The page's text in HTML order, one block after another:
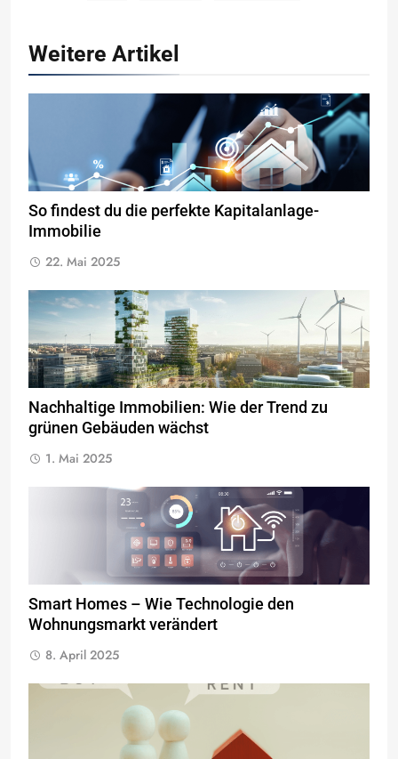
Weitere Artikel
So findest du die perfekte Kapitalanlage-
Immobilie
22. Mai 2025
Nachhaltige Immobilien: Wie der Trend zu
grünen Gebäuden wächst
1. Mai 2025
Smart Homes – Wie Technologie den
Wohnungsmarkt verändert
8. April 2025